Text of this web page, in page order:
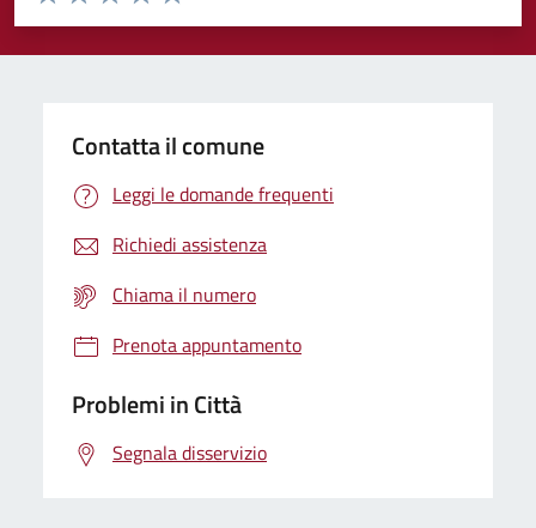
Valuta 5 stelle su 5
Valuta 4 stelle su 5
Valuta 3 stelle su 5
Valuta 2 stelle su 5
Valuta 1 stelle su 5
Contatta il comune
Leggi le domande frequenti
Richiedi assistenza
Chiama il numero
Prenota appuntamento
Problemi in Città
Segnala disservizio